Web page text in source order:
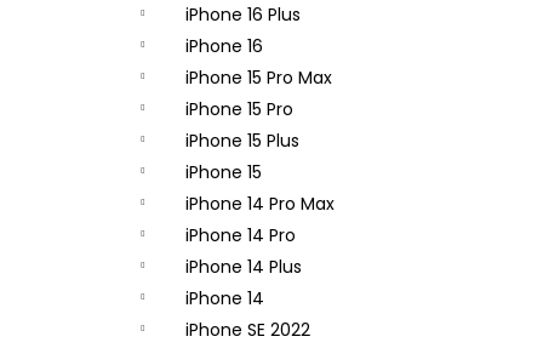
iPhone 16 Plus
iPhone 16
iPhone 15 Pro Max
iPhone 15 Pro
iPhone 15 Plus
iPhone 15
iPhone 14 Pro Max
iPhone 14 Pro
iPhone 14 Plus
iPhone 14
iPhone SE 2022
APPLE IPHONE 14 PRO - ZADNÁ KAMERA
- ORIGINAL APPLE
65,90 €